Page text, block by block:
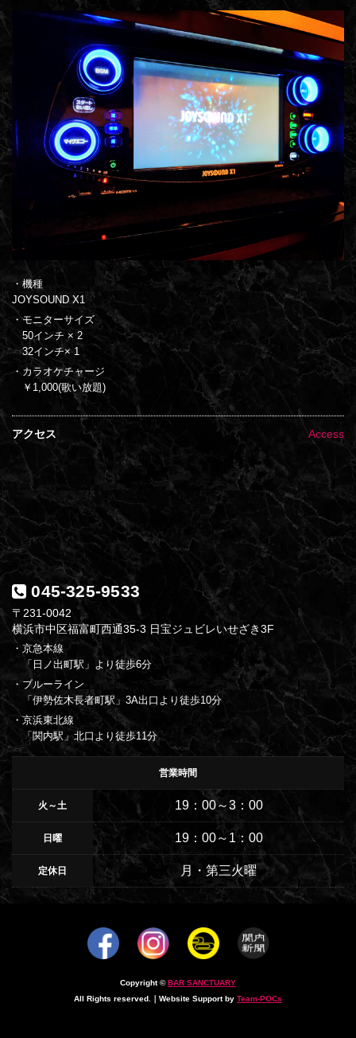
・機種
JOYSOUND X1
・モニターサイズ
50インチ × 2
32インチ× 1
・カラオケチャージ
￥1,000(歌い放題)
アクセス Access
045-325-9533
〒231-0042
横浜市中区福富町西通35-3 日宝ジュビレいせざき3F
・京急本線
「日ノ出町駅」より徒歩6分
・ブルーライン
「伊勢佐木長者町駅」3A出口より徒歩10分
・京浜東北線
「関内駅」北口より徒歩11分
営業時間
火～土 19：00～3：00
日曜 19：00～1：00
定休日 月・第三火曜
Copyright ©BAR SANCTUARY
All Rights reserved.｜Website Support by Team-POCs